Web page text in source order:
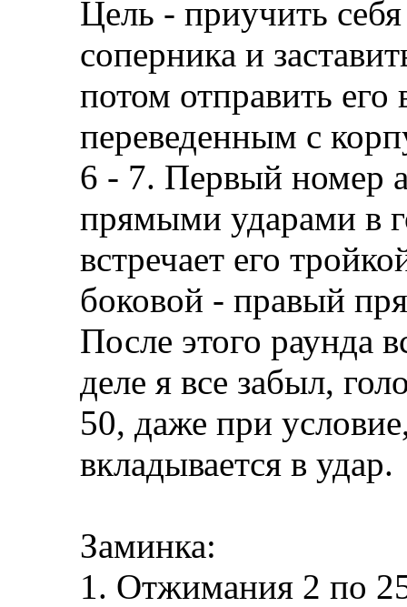
Цель - приучить
соперника и
потом отправить
переведенным с
6 - 7. Первый номер
прямыми ударами в
встречает его
боковой - правый
После этого раунда
деле я все забыл,
50, даже при
вкладывается в удар.
Заминка:
1. Отжимания 2 по